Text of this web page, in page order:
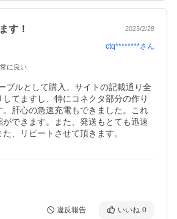
す！ 2023/2/28
ctq********さん
に良い
ブルとして購入。サイトの記載通り全
てますし、特にコネクタ部分の作り
肝心の急速充電もできました。これ
できます。また、発送もとても迅速
、リピートさせて頂きます。
違反報告 いいね 0